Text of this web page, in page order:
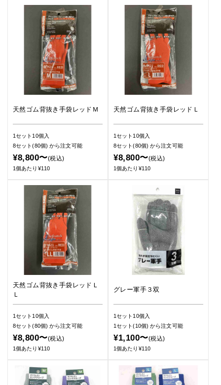
天然ゴム背抜き手袋レッドＭ
1セット10個入
8セット(80個)から注文可能
¥8,800〜(税込)
1個あたり¥110
天然ゴム背抜き手袋レッドＬ
1セット10個入
8セット(80個)から注文可能
¥8,800〜(税込)
1個あたり¥110
天然ゴム背抜き手袋レッドＬ
Ｌ
1セット10個入
8セット(80個)から注文可能
¥8,800〜(税込)
1個あたり¥110
グレー軍手３双
1セット10個入
1セット(10個)から注文可能
¥1,100〜(税込)
1個あたり¥110